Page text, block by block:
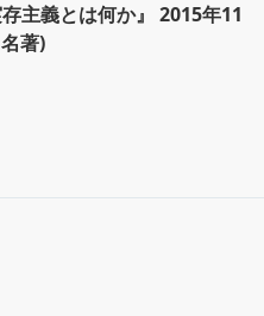
主義とは何か』 2015年11
著)